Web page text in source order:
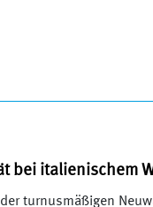
bei italienischem
der turnusmäßigen